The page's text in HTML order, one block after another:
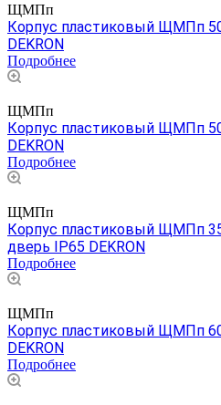
ЩМПп
Корпус пластиковый ЩМПп
DEKRON
Подробнее
ЩМПп
Корпус пластиковый ЩМПп
DEKRON
Подробнее
ЩМПп
Корпус пластиковый ЩМПп
дверь IP65 DEKRON
Подробнее
ЩМПп
Корпус пластиковый ЩМПп
DEKRON
Подробнее